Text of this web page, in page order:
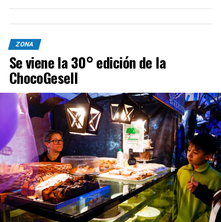
ZONA
Se viene la 30° edición de la
ChocoGesell